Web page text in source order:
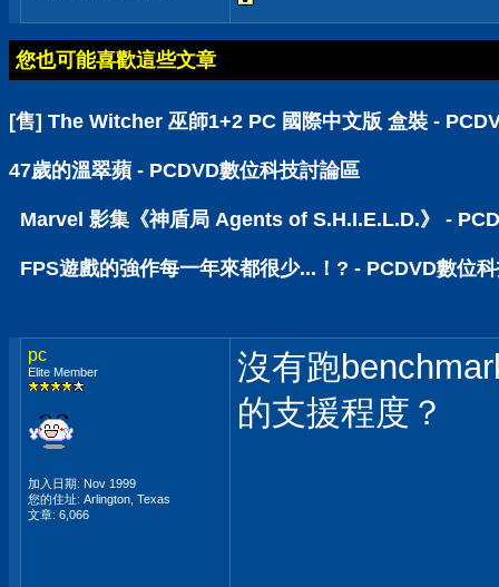
您也可能喜歡這些文章
[售] The Witcher 巫師1+2 PC 國際中文版 盒裝 -
47歲的溫翠蘋 - PCDVD數位科技討論區
Marvel 影集《神盾局 Agents of S.H.I.E.L.D.》 -
FPS遊戲的強作每一年來都很少...！? - PCDVD數位
pc
Elite Member
加入日期: Nov 1999
您的住址: Arlington, Texas
文章: 6,066
沒有跑
的支援程度？